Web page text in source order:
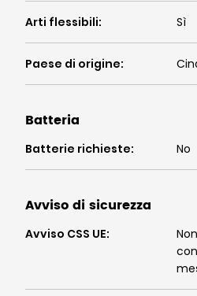
Arti flessibili: Sì
Paese di origine:
Batteria
Batterie richieste: No
Avviso di sicurezza
Avviso CSS UE: